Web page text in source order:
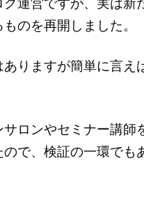
運営ですが、実は新
のを再開しました。
ありますが簡単に言え
サロンやセミナー講師
ので、検証の一環でも